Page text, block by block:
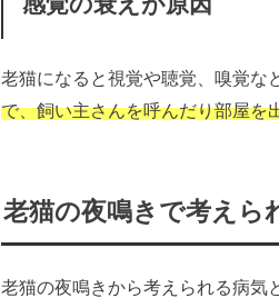
老猫になると視覚や聴覚、嗅覚な
で、飼い主さんを呼んだり部屋を
老猫の夜鳴きで考えら
老猫の夜鳴きから考えられる病気